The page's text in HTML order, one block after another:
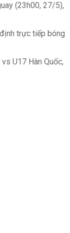
(23h00, 27/5),
trực tiếp bóng
U17 Hàn Quốc,